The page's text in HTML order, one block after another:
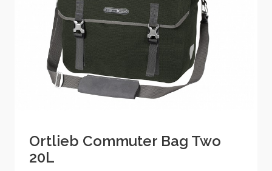
Ortlieb Commuter Bag Two
20L